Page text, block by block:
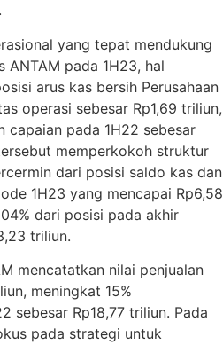
yang tepat mendukung
pada 1H23, hal
arus kas bersih Perusahaan
operasi sebesar Rp1,69 triliun,
capaian pada 1H22 sebesar
memperkokoh struktur
dari posisi saldo kas dan
1H23 yang mencapai Rp6,58
dari posisi pada akhir
triliun.
mencatatkan nilai penjualan
meningkat 15%
sebesar Rp18,77 triliun. Pada
pada strategi untuk